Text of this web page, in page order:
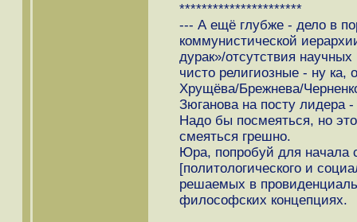
**********************
--- А ещё глубже - дело в
коммунистической
дурак»/отсутствия
чисто религиозные - ну ка,
Хрущёва/Брежнева/
Зюганова на посту лидера
Надо бы посмеяться, но
смеяться грешно.
Юра, попробуй для начала
[политологического и
решаемых в
философских концепциях.